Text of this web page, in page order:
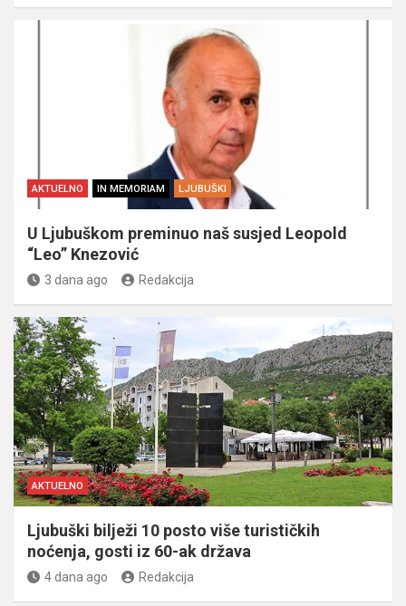
AKTUELNO IN MEMORIAM LJUBUŠKI
U Ljubuškom preminuo naš susjed Leopold
“Leo” Knezović
3 dana ago Redakcija
AKTUELNO
Ljubuški bilježi 10 posto više turističkih
noćenja, gosti iz 60-ak država
4 dana ago Redakcija